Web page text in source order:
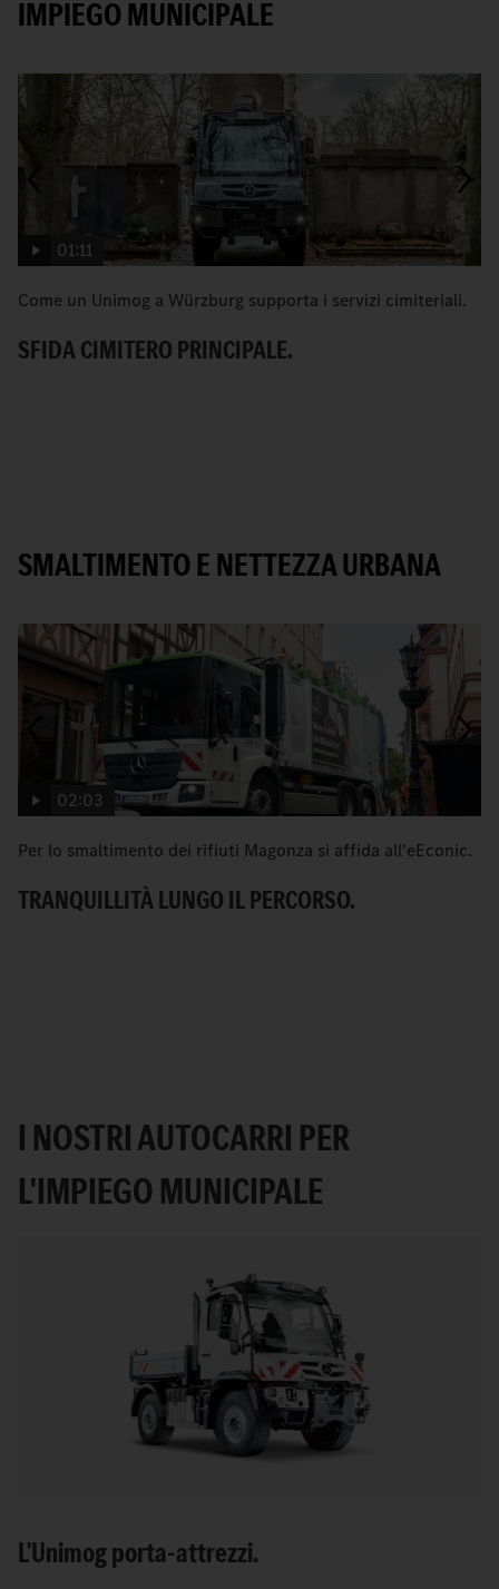
IMPIEGO MUNICIPALE
01:11
Come un Unimog a Würzburg supporta i servizi cimiteriali.
SFIDA CIMITERO PRINCIPALE.
SMALTIMENTO E NETTEZZA URBANA
02:03
Per lo smaltimento dei rifiuti Magonza si affida all'eEconic.
TRANQUILLITÀ LUNGO IL PERCORSO.
I NOSTRI AUTOCARRI PER
L'IMPIEGO MUNICIPALE
L'Unimog porta-attrezzi.